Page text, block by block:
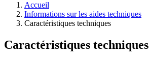
Accueil
Informations sur les aides techniques
Caractéristiques techniques
Caractéristiques techniques